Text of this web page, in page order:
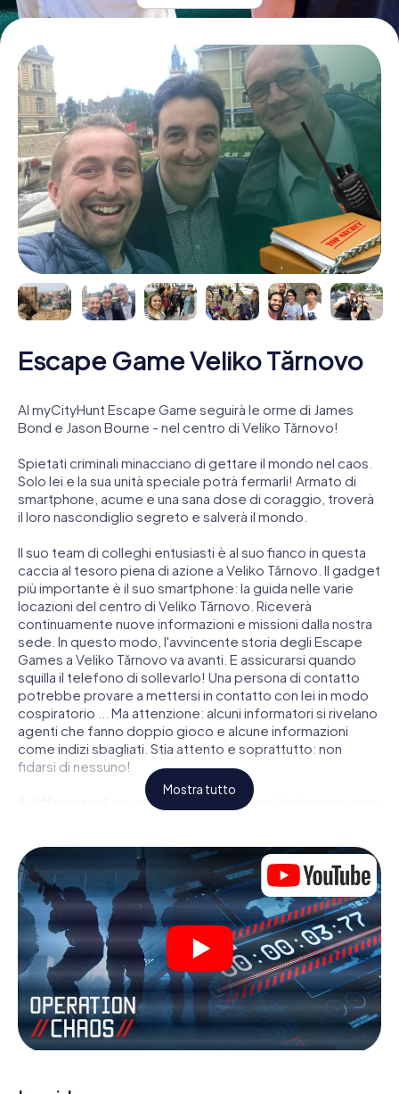
Escape Game Veliko Tărnovo
Al myCityHunt Escape Game seguirà le orme di James
Bond e Jason Bourne - nel centro di Veliko Tărnovo!
Spietati criminali minacciano di gettare il mondo nel caos.
Solo lei e la sua unità speciale potrà fermarli! Armato di
smartphone, acume e una sana dose di coraggio, troverà
il loro nascondiglio segreto e salverà il mondo.
Il suo team di colleghi entusiasti è al suo fianco in questa
caccia al tesoro piena di azione a Veliko Tărnovo. Il gadget
più importante è il suo smartphone: la guida nelle varie
locazioni del centro di Veliko Tărnovo. Riceverà
continuamente nuove informazioni e missioni dalla nostra
sede. In questo modo, l'avvincente storia degli Escape
Games a Veliko Tărnovo va avanti. E assicurarsi quando
squilla il telefono di sollevarlo! Una persona di contatto
potrebbe provare a mettersi in contatto con lei in modo
cospiratorio ... Ma attenzione: alcuni informatori si rivelano
agenti che fanno doppio gioco e alcune informazioni
come indizi sbagliati. Stia attento e soprattutto: non
fidarsi di nessuno!
A differenza di una classica Escape Room bolognese, non
dichiara che tutta Veliko Tărnovo è il suo campo di gioco
personale! Il requisito tecnico per la sua avventura da
agente a Veliko Tărnovo é uno smartphone con accesso a
Internet mobile. Un clic le dà accesso alla nostra app web.
Non è necessario installare nulla per essere trascinati
nell'azione da video interattivi, minigiochi complicati e
molte altre funzionalità.
Lavori insieme con una squadra, origli le spie nemiche e
porti gli ufficiali di collegamento dalla sua parte. In questo
Escape Game a Veliko Tărnovo lei e la sua squadra dovete
essere pronti a fermare i cattivi. A differenza di James
la sua squadra sarete immortalati nel punteggio più alto
Mostra tutto